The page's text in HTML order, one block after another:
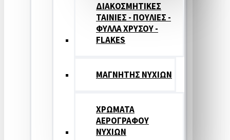
ΔΙΑΚΟΣΜΗΤΙΚΕΣ
ΤΑΙΝΙΕΣ - ΠΟΥΛΙΕΣ -
ΦΥΛΛΑ ΧΡΥΣΟΥ -
FLAKES
ΜΑΓΝΗΤΗΣ ΝΥΧΙΩΝ
ΧΡΩΜΑΤΑ
ΑΕΡΟΓΡΑΦΟΥ
ΝΥΧΙΩΝ